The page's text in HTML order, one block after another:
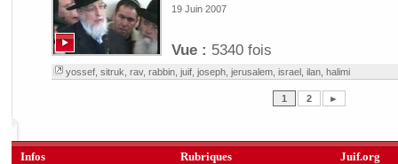
19 Juin 2007
Vue : 5340 fois
yossef, sitruk rav, rabbin, juif, joseph, jerusalem, israel, ilan, halimi
1 2 ►
Infos Rubriques Juif.org